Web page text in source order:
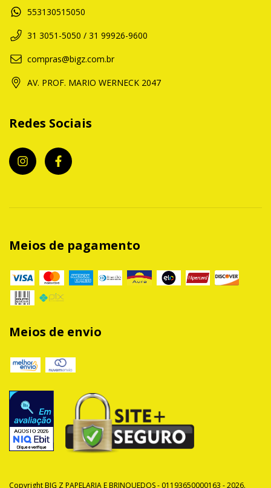
553130515050
31 3051-5050 / 31 99926-9600
compras@bigz.com.br
AV. PROF. MARIO WERNECK 2047
Redes Sociais
Meios de pagamento
Meios de envio
Copyright BIG Z PAPELARIA E BRINQUEDOS - 01193650000163 - 2026.